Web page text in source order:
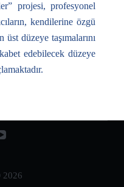
projesi, profesyonel
kendilerine özgü
düzeye taşımalarını
edebilecek düzeye
2026